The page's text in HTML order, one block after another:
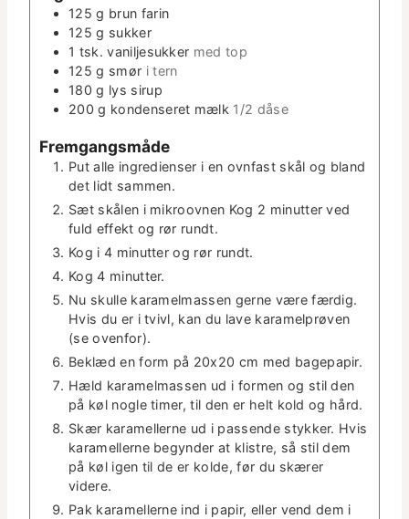
125 g brun farin
125 g sukker
1 tsk. vanil­je­sukker med top
125 g smør i tern
180 g lys sirup
200 g kon­denseret mælk 1/2 dåse
Frem­gangsmåde
Put alle ingre­di­enser i en ovn­fast skål og bland
det lidt sammen.
Sæt skålen i mikroov­nen Kog 2 min­ut­ter ved
fuld effekt og rør rundt.
Kog i 4 min­ut­ter og rør rundt.
Kog 4 minutter.
Nu skulle karamel­massen gerne være færdig.
Hvis du er i tvivl, kan du lave karamel­prøven
(se ovenfor).
Bek­læd en form på 20x20 cm med bagepapir.
Hæld karamel­massen ud i for­men og stil den
på køl nogle timer, til den er helt kold og hård.
Skær karamellerne ud i passende stykker. Hvis
karamellerne beg­y­n­der at klistre, så stil dem
på køl igen til de er kolde, før du skær­er
videre.
Pak karamellerne ind i papir, eller vend dem i